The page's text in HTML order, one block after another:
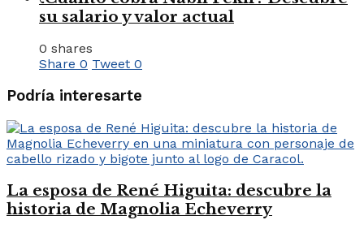
su salario y valor actual
0 shares
Share 0 Tweet 0
Podría interesarte
La esposa de René Higuita: descubre la
historia de Magnolia Echeverry